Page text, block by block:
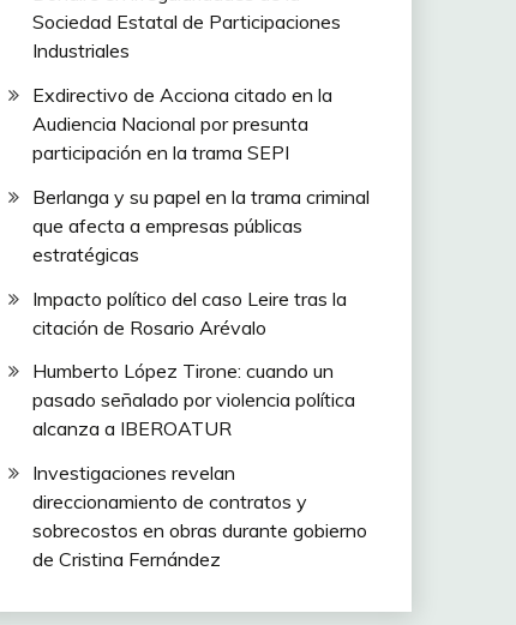
Sociedad Estatal de Participaciones
Industriales
Exdirectivo de Acciona citado en la
Audiencia Nacional por presunta
participación en la trama SEPI
Berlanga y su papel en la trama criminal
que afecta a empresas públicas
estratégicas
Impacto político del caso Leire tras la
citación de Rosario Arévalo
Humberto López Tirone: cuando un
pasado señalado por violencia política
alcanza a IBEROATUR
Investigaciones revelan
direccionamiento de contratos y
sobrecostos en obras durante gobierno
de Cristina Fernández